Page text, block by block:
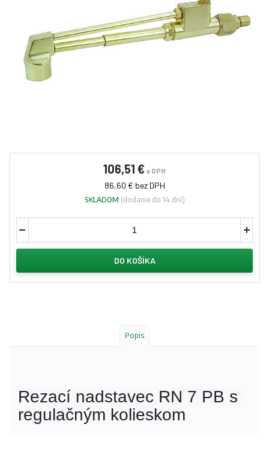
106,51 € s DPH
86,60 € bez DPH
SKLADOM (dodanie do 14 dní)
DO KOŠÍKA
Popis
Rezací nadstavec RN 7 PB s
regulačným kolieskom